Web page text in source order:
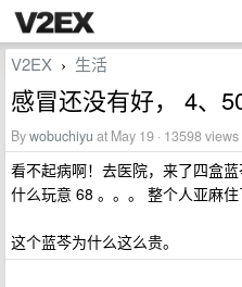
V2EX › 生活
感冒还没有好， 4、
Bywobuchiyu at May 19 · 13598 views
看不起病啊！去医院，来了四盒
什么玩意 68 。。。 整个人亚麻住
这个蓝芩为什么这么贵。